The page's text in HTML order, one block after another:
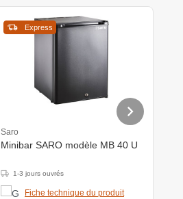
Express
Saro
Minibar SARO modèle MB 40 U
1-3 jours ouvrés
Fiche technique du produit